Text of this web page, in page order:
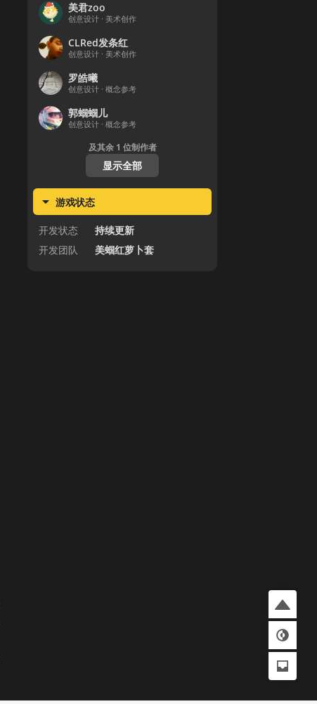
美君zoo
创意设计 · 美术创作
CLRed发条红
创意设计 · 美术创作
罗皓曦
创意设计 · 概念参考
郭蝈蝈儿
创意设计 · 概念参考
及其余 1 位制作者
显示全部
游戏状态
开发状态
持续更新
开发团队
美蝈红萝卜套